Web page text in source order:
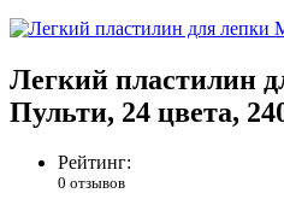
Легкий пластилин
Пульти, 24 цвета,
Рейтинг:
0 отзывов